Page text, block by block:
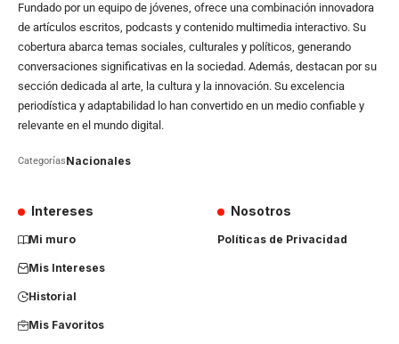
Fundado por un equipo de jóvenes, ofrece una combinación innovadora
de artículos escritos, podcasts y contenido multimedia interactivo. Su
cobertura abarca temas sociales, culturales y políticos, generando
conversaciones significativas en la sociedad. Además, destacan por su
sección dedicada al arte, la cultura y la innovación. Su excelencia
periodística y adaptabilidad lo han convertido en un medio confiable y
relevante en el mundo digital.
CategoríasNacionales
Intereses
Mi muro
Mis Intereses
Historial
Mis Favoritos
Nosotros
Políticas de Privacidad